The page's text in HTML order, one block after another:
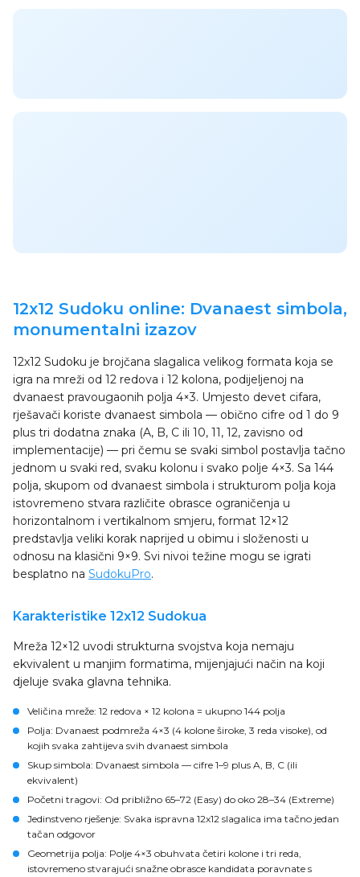
12x12 Sudoku online: Dvanaest simbola,
monumentalni izazov
12x12 Sudoku je brojčana slagalica velikog formata koja se
igra na mreži od 12 redova i 12 kolona, podijeljenoj na
dvanaest pravougaonih polja 4×3. Umjesto devet cifara,
rješavači koriste dvanaest simbola — obično cifre od 1 do 9
plus tri dodatna znaka (A, B, C ili 10, 11, 12, zavisno od
implementacije) — pri čemu se svaki simbol postavlja tačno
jednom u svaki red, svaku kolonu i svako polje 4×3. Sa 144
polja, skupom od dvanaest simbola i strukturom polja koja
istovremeno stvara različite obrasce ograničenja u
horizontalnom i vertikalnom smjeru, format 12×12
predstavlja veliki korak naprijed u obimu i složenosti u
odnosu na klasični 9×9. Svi nivoi težine mogu se igrati
besplatno na SudokuPro.
Karakteristike 12x12 Sudokua
Mreža 12×12 uvodi strukturna svojstva koja nemaju
ekvivalent u manjim formatima, mijenjajući način na koji
djeluje svaka glavna tehnika.
Veličina mreže: 12 redova × 12 kolona = ukupno 144 polja
Polja: Dvanaest podmreža 4×3 (4 kolone široke, 3 reda visoke), od
kojih svaka zahtijeva svih dvanaest simbola
Skup simbola: Dvanaest simbola — cifre 1–9 plus A, B, C (ili
ekvivalent)
Početni tragovi: Od približno 65–72 (Easy) do oko 28–34 (Extreme)
Jedinstveno rješenje: Svaka ispravna 12x12 slagalica ima tačno jedan
tačan odgovor
Geometrija polja: Polje 4×3 obuhvata četiri kolone i tri reda,
istovremeno stvarajući snažne obrasce kandidata poravnate s